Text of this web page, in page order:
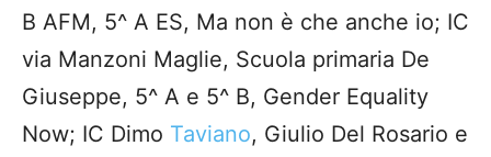
B AFM, 5^ A ES, Ma non è che anche io; IC
via Manzoni Maglie, Scuola primaria De
Giuseppe, 5^ A e 5^ B, Gender Equality
Now; IC Dimo Taviano, Giulio Del Rosario e